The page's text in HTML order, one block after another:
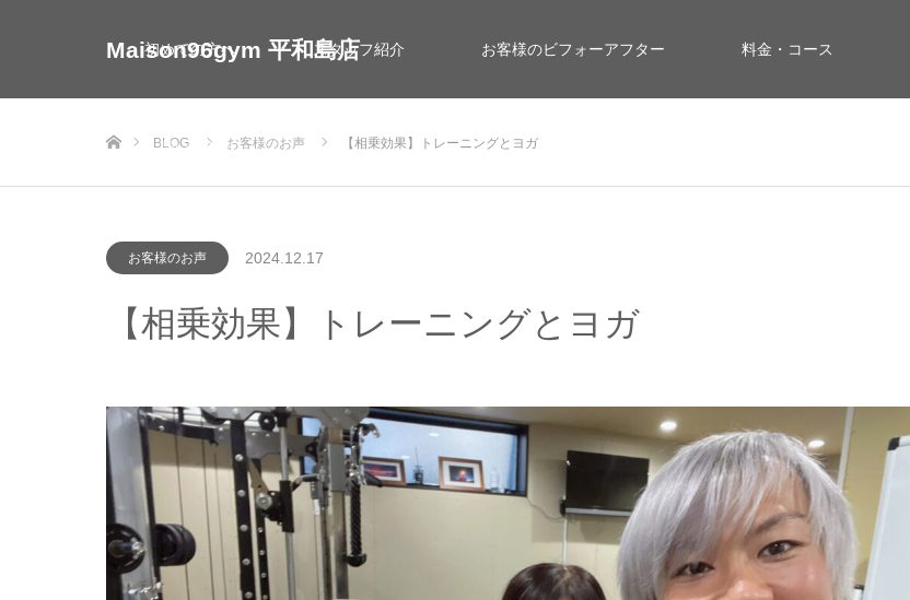
Maison96gym 平和島店
初めての方へ スタッフ紹介 お客様のビフォーアフター 料金・コース
お問い合わせ
BLOG お客様のお声 【相乗効果】トレーニングとヨガ
お客様のお声 2024.12.17
【相乗効果】トレーニングとヨガ